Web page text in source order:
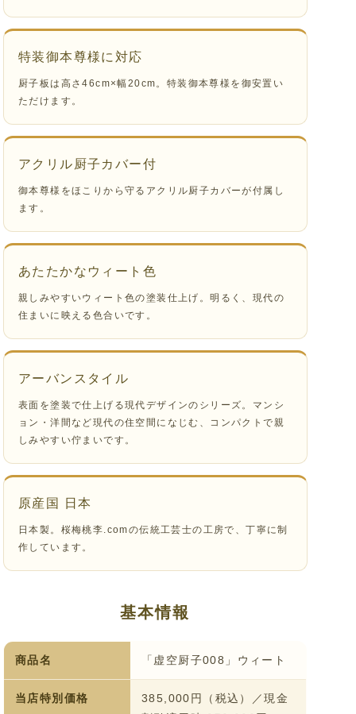
特装御本尊様に対応
厨子板は高さ46cm×幅20cm。特装御本尊様を御安置い
ただけます。
アクリル厨子カバー付
御本尊様をほこりから守るアクリル厨子カバーが付属し
ます。
あたたかなウィート色
親しみやすいウィート色の塗装仕上げ。明るく、現代の
住まいに映える色合いです。
アーバンスタイル
表面を塗装で仕上げる現代デザインのシリーズ。マンシ
ョン・洋間など現代の住空間になじむ、コンパクトで親
しみやすい佇まいです。
原産国 日本
日本製。桜梅桃李.comの伝統工芸士の工房で、丁寧に制
作しています。
基本情報
商品名 「虚空厨子008」ウィート
当店特別価格
385,000円（税込）／現金